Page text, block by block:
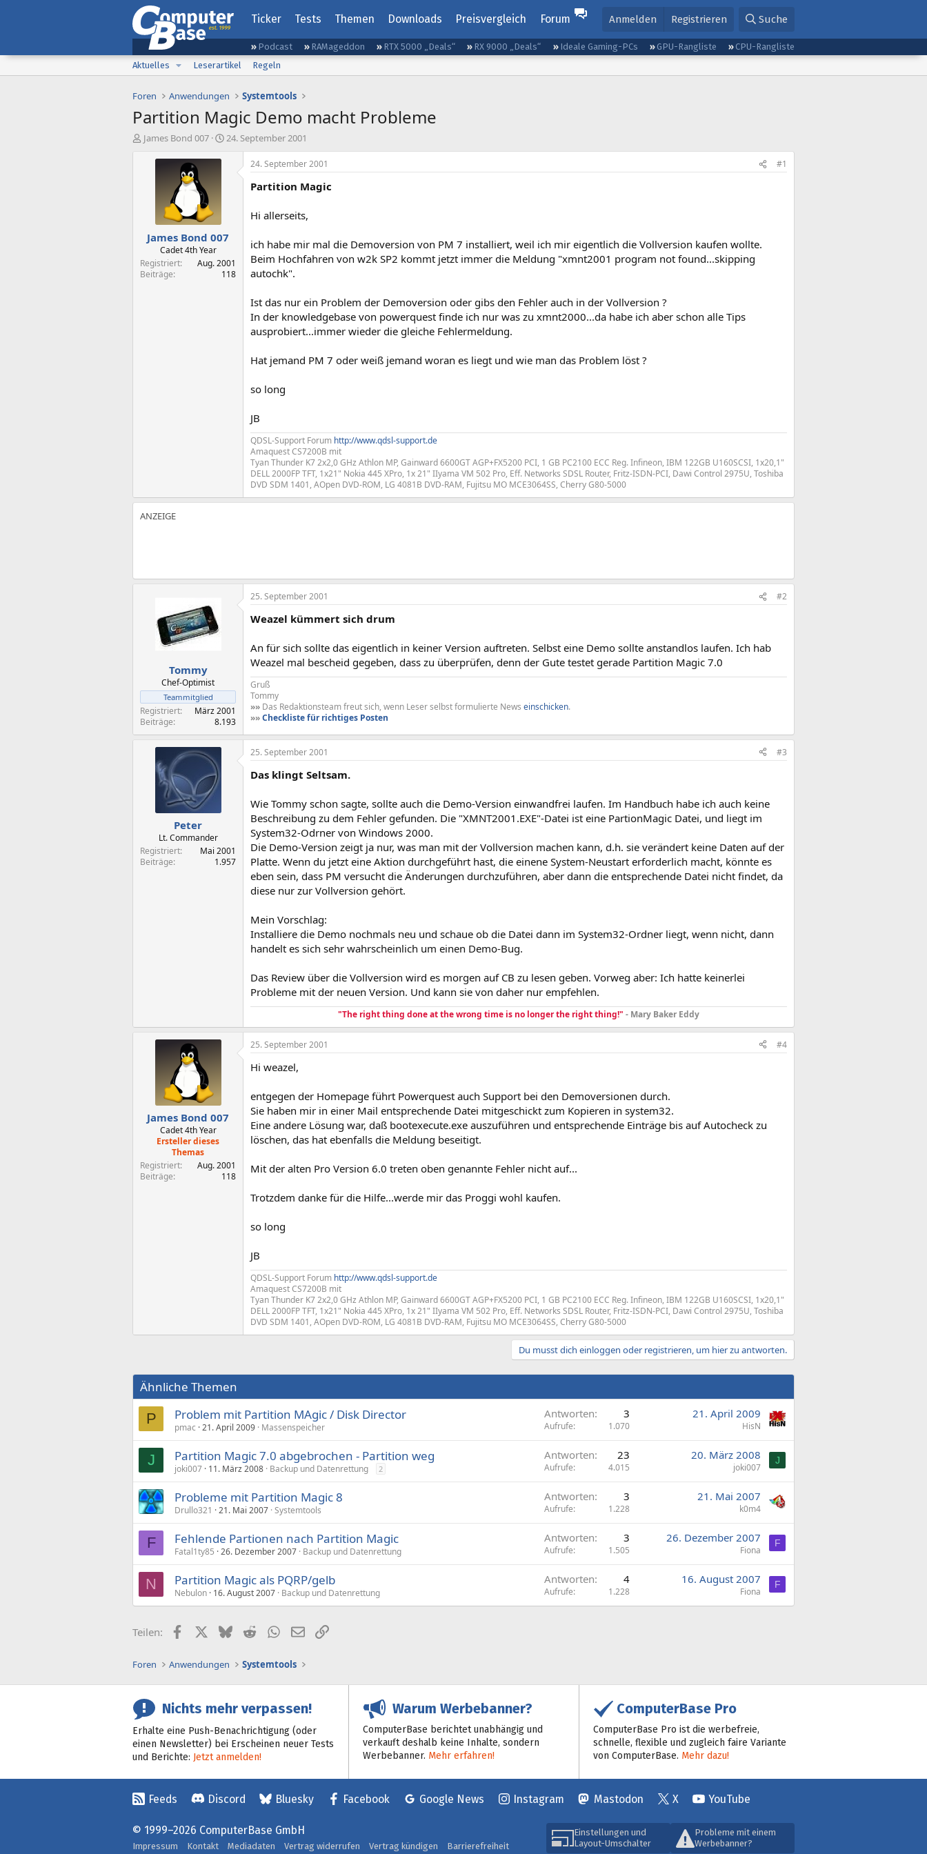
Ticker Tests Themen Downloads Preisvergleich Forum Anmelden Registrieren Suche
Podcast RAMageddon RTX 5000 „Deals“ RX 9000 „Deals“ Ideale Gaming-PCs GPU-Rangliste
CPU-Rangliste
Aktuelles
Leserartikel Regeln
Foren Anwendungen Systemtools
Partition Magic Demo macht Probleme
E
James Bond 007
E
a
24. September 2001
James Bond 007
Cadet 4th Year
Registriert
Aug. 2001
Beiträge
118
24. September 2001 #1
Partition Magic
Hi allerseits,
ich habe mir mal die Demoversion von PM 7 installiert, weil ich mir eigentlich die Vollversion kaufen wollte.
Beim Hochfahren von w2k SP2 kommt jetzt immer die Meldung "xmnt2001 program not found...skipping
autochk".
Ist das nur ein Problem der Demoversion oder gibs den Fehler auch in der Vollversion ?
In der knowledgebase von powerquest finde ich nur was zu xmnt2000...da habe ich aber schon alle Tips
ausprobiert...immer wieder die gleiche Fehlermeldung.
Hat jemand PM 7 oder weiß jemand woran es liegt und wie man das Problem löst ?
so long
JB
QDSL-Support Forum http://www.qdsl-support.de
Amaquest CS7200B mit
Tyan Thunder K7 2x2,0 GHz Athlon MP, Gainward 6600GT AGP+FX5200 PCI, 1 GB PC2100 ECC Reg. Infineon, IBM 122GB U160SCSI, 1x20,1"
DELL 2000FP TFT, 1x21" Nokia 445 XPro, 1x 21" IIyama VM 502 Pro, Eff. Networks SDSL Router, Fritz-ISDN-PCI, Dawi Control 2975U, Toshiba
DVD SDM 1401, AOpen DVD-ROM, LG 4081B DVD-RAM, Fujitsu MO MCE3064SS, Cherry G80-5000
Tommy
Chef-Optimist
Teammitglied
Registriert
März 2001
Beiträge
8.193
25. September 2001 #2
Weazel kümmert sich drum
An für sich sollte das eigentlich in keiner Version auftreten. Selbst eine Demo sollte anstandlos laufen. Ich hab
Weazel mal bescheid gegeben, dass zu überprüfen, denn der Gute testet gerade Partition Magic 7.0
Gruß
Tommy
»» Das Redaktionsteam freut sich, wenn Leser selbst formulierte News einschicken.
»»Checkliste für richtiges Posten
Peter
Lt. Commander
Registriert
Mai 2001
Beiträge
1.957
25. September 2001 #3
Das klingt Seltsam.
Wie Tommy schon sagte, sollte auch die Demo-Version einwandfrei laufen. Im Handbuch habe ich auch keine
Beschreibung zu dem Fehler gefunden. Die "XMNT2001.EXE"-Datei ist eine PartionMagic Datei, und liegt im
System32-Odrner von Windows 2000.
Die Demo-Version zeigt ja nur, was man mit der Vollversion machen kann, d.h. sie verändert keine Daten auf der
Platte. Wenn du jetzt eine Aktion durchgeführt hast, die einene System-Neustart erforderlich macht, könnte es
eben sein, dass PM versucht die Änderungen durchzuführen, aber dann die entsprechende Datei nicht findet, da
diese nur zur Vollversion gehört.
Mein Vorschlag:
Installiere die Demo nochmals neu und schaue ob die Datei dann im System32-Ordner liegt, wenn nicht, dann
handelt es sich sehr wahrscheinlich um einen Demo-Bug.
Das Review über die Vollversion wird es morgen auf CB zu lesen geben. Vorweg aber: Ich hatte keinerlei
Probleme mit der neuen Version. Und kann sie von daher nur empfehlen.
"The right thing done at the wrong time is no longer the right thing!" - Mary Baker Eddy
James Bond 007
Cadet 4th Year
Ersteller dieses
Themas
Registriert
Aug. 2001
Beiträge
118
25. September 2001 #4
Hi weazel,
entgegen der Homepage führt Powerquest auch Support bei den Demoversionen durch.
Sie haben mir in einer Mail entsprechende Datei mitgeschickt zum Kopieren in system32.
Eine andere Lösung war, daß bootexecute.exe auszuführen und entsprechende Einträge bis auf Autocheck zu
löschen, das hat ebenfalls die Meldung beseitigt.
Mit der alten Pro Version 6.0 treten oben genannte Fehler nicht auf...
Trotzdem danke für die Hilfe...werde mir das Proggi wohl kaufen.
so long
JB
QDSL-Support Forum http://www.qdsl-support.de
Amaquest CS7200B mit
Tyan Thunder K7 2x2,0 GHz Athlon MP, Gainward 6600GT AGP+FX5200 PCI, 1 GB PC2100 ECC Reg. Infineon, IBM 122GB U160SCSI, 1x20,1"
DELL 2000FP TFT, 1x21" Nokia 445 XPro, 1x 21" IIyama VM 502 Pro, Eff. Networks SDSL Router, Fritz-ISDN-PCI, Dawi Control 2975U, Toshiba
DVD SDM 1401, AOpen DVD-ROM, LG 4081B DVD-RAM, Fujitsu MO MCE3064SS, Cherry G80-5000
Du musst dich einloggen oder registrieren, um hier zu antworten.
Ähnliche Themen
P Problem mit Partition MAgic / Disk Director
pmac 21. April 2009 Massenspeicher
Antworten 3
Aufrufe 1.070
21. April 2009
HisN
J Partition Magic 7.0 abgebrochen - Partition weg
joki007 11. März 2008 Backup und Datenrettung 2
Antworten 23
Aufrufe 4.015
20. März 2008
joki007
J
Probleme mit Partition Magic 8
Drullo321 21. Mai 2007 Systemtools
Antworten 3
Aufrufe 1.228
21. Mai 2007
k0m4
F Fehlende Partionen nach Partition Magic
Fatal1ty85 26. Dezember 2007 Backup und Datenrettung
Antworten 3
Aufrufe 1.505
26. Dezember 2007
Fiona
F
N Partition Magic als PQRP/gelb
Nebulon 16. August 2007 Backup und Datenrettung
Antworten 4
Aufrufe 1.228
16. August 2007
Fiona
F
Teilen: FacebookX (Twitter)
BlueskyRedditWhatsApp
E-MailLink
Foren Anwendungen Systemtools
Nichts mehr verpassen!
Erhalte eine Push-Benachrichtigung (oder
einen Newsletter) bei Erscheinen neuer Tests
und Berichte: Jetzt anmelden!
Warum Werbebanner?
ComputerBase berichtet unabhängig und
verkauft deshalb keine Inhalte, sondern
Werbebanner. Mehr erfahren!
ComputerBase Pro
ComputerBase Pro ist die werbefreie,
schnelle, flexible und zugleich faire Variante
von ComputerBase. Mehr dazu!
Feeds Discord Bluesky Facebook Google News Instagram Mastodon X YouTube
Einstellungen und
Layout-Umschalter
Probleme mit einem
Werbebanner?
© 1999–2026 ComputerBase GmbH
Impressum Kontakt Mediadaten Vertrag widerrufen Vertrag kündigen Barrierefreiheit